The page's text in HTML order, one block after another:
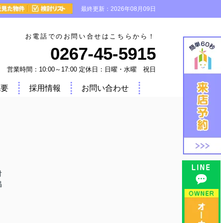
最終更新：2026年08月09日
お電話でのお問い合せはこちらから！
0267-45-5915
営業時間：10:00～17:00 定休日：日曜・水曜 祝日
採用情報 お問い合わせ